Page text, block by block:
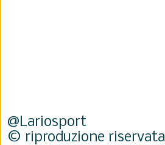
@Lariosport
© riproduzione riservata